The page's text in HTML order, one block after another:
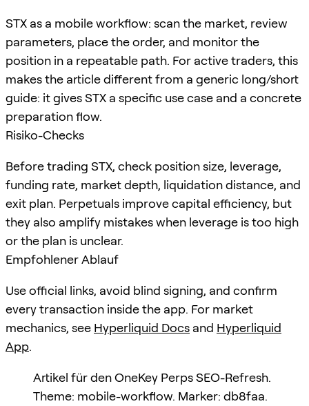
STX as a mobile workflow: scan the market, review
parameters, place the order, and monitor the
position in a repeatable path. For active traders, this
makes the article different from a generic long/short
guide: it gives STX a specific use case and a concrete
preparation flow.
Risiko-Checks
Before trading STX, check position size, leverage,
funding rate, market depth, liquidation distance, and
exit plan. Perpetuals improve capital efficiency, but
they also amplify mistakes when leverage is too high
or the plan is unclear.
Empfohlener Ablauf
Use official links, avoid blind signing, and confirm
every transaction inside the app. For market
mechanics, see Hyperliquid Docs and Hyperliquid
App.
Artikel für den OneKey Perps SEO-Refresh.
Theme: mobile-workflow. Marker: db8faa.